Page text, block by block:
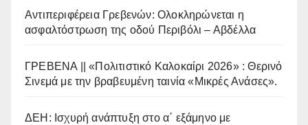
Αντιπεριφέρεια Γρεβενών: Ολοκληρώνεται η
ασφαλτόστρωση της οδού Περιβόλι – Αβδέλλα
ΓΡΕΒΕΝΑ || «Πολιτιστικό Καλοκαίρι 2026» : Θερινό
Σινεμά με την βραβευμένη ταινία «Μικρές Ανάσες».
ΔΕΗ: Ισχυρή ανάπτυξη στο α΄ εξάμηνο με